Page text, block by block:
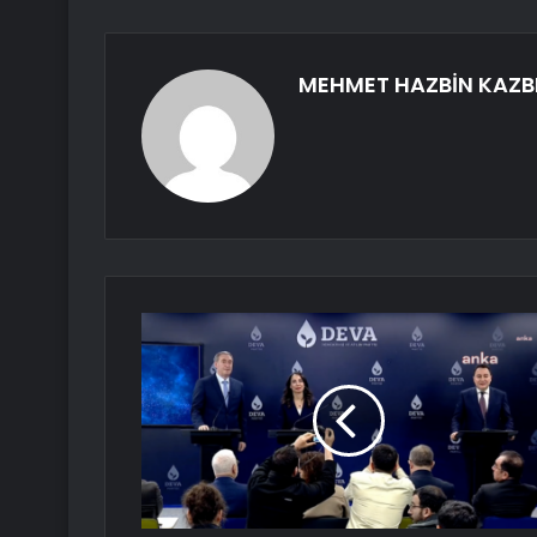
MEHMET HAZBİN